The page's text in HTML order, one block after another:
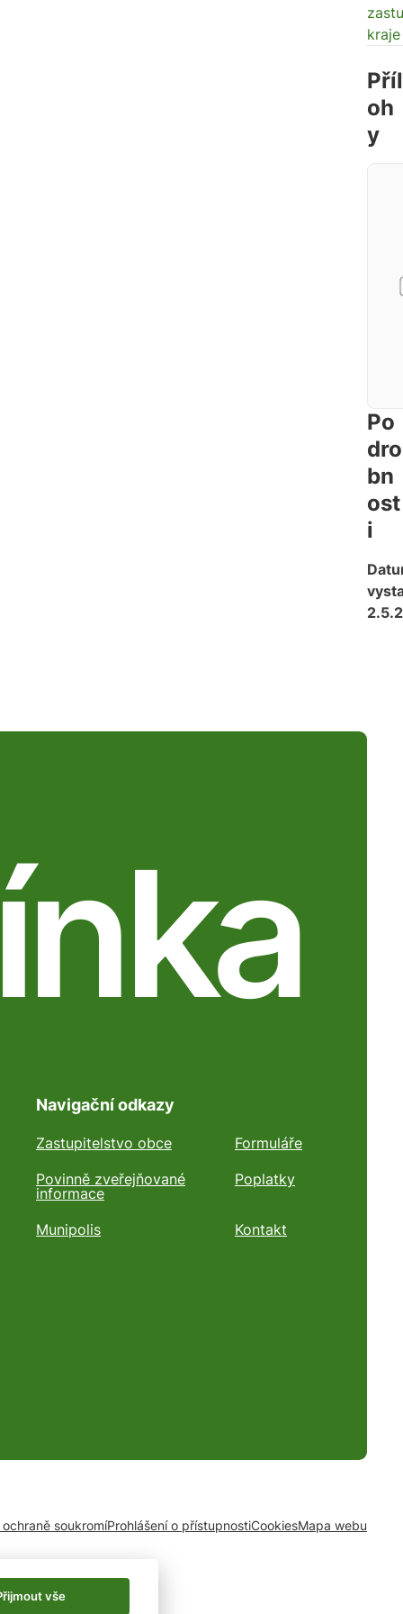
kraje
Příl
oh
y
Po
dro
bn
ost
i
Navigační odkazy
Zastupitelstvo obce
Formuláře
Povinně zveřejňované
informace
Poplatky
Munipolis Kontakt
ochraně soukromíProhlášení o přístupnostiCookiesMapa webu
vše